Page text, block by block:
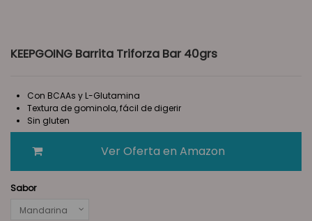
KEEPGOING Barrita Triforza Bar 40grs
Con BCAAs y L-Glutamina
Textura de gominola, fácil de digerir
Sin gluten
Ver Oferta en Amazon
Sabor